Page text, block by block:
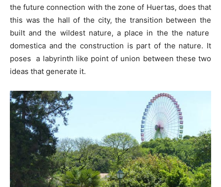
the future connection with the zone of Huertas, does that
this was the hall of the city, the transition between the
built and the wildest nature, a place in the the nature
domestica and the construction is part of the nature. It
poses a labyrinth like point of union between these two
ideas that generate it.